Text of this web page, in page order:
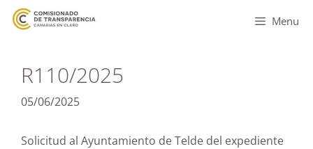
Menu
R110/2025
05/06/2025
Solicitud al Ayuntamiento de Telde del expediente